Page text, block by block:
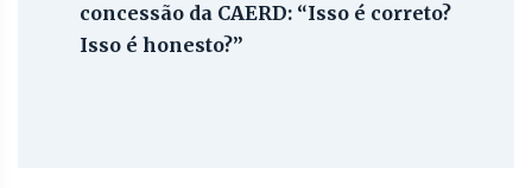
concessão da CAERD: “Isso é correto?
Isso é honesto?”